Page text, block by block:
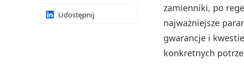
Udostępnij
zamienniki, po
najważniejsze
gwarancje i
konkretnych